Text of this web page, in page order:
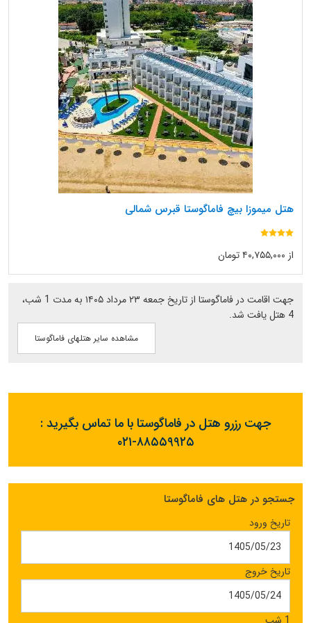
هتل میموزا بیچ فاماگوستا قبرس شمالی
از ۴۰,۷۵۵,۰۰۰ تومان
جهت اقامت در فاماگوستا از تاریخ جمعه ۲۳ مرداد ۱۴۰۵ به مدت 1 شب،
4 هتل یافت شد.
مشاهده سایر هتلهای فاماگوستا
جهت رزرو هتل در فاماگوستا با ما تماس بگیرید :
۰۲۱-۸۸۵۵۹۹۲۵
جستجو در هتل های فاماگوستا
تاریخ ورود
تاریخ خروج